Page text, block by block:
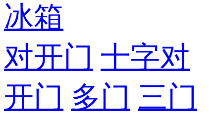
冰箱
对开门 十字对
开门 多门 三门